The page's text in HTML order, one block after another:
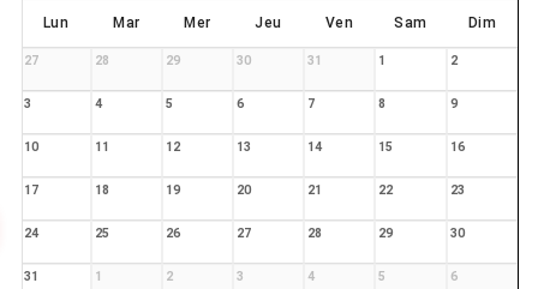
Lun Mar Mer Jeu Ven Sam Dim
27 28 29 30 31 1 2
3 4 5 6 7 8 9
10 11 12 13 14 15 16
17 18 19 20 21 22 23
24 25 26 27 28 29 30
31 1 2 3 4 5 6